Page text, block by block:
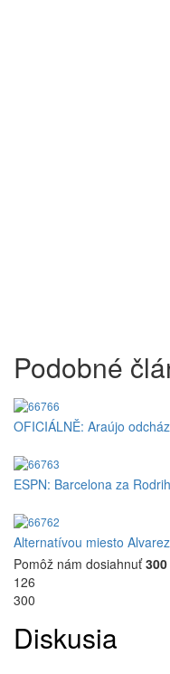
Podobné
OFICIÁLNĚ: Araújo
ESPN: Barcelona za
Alternatívou miesto
Pomôž nám dosiahnuť
126
300
Diskusia